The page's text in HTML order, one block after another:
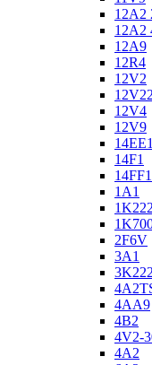
12A2
12A2
12A9
12R4
12V2
12V4
12V9
14EE1
14F1
1A1
2F6V
3A1
4AA9
4B2
4V2-
4А2